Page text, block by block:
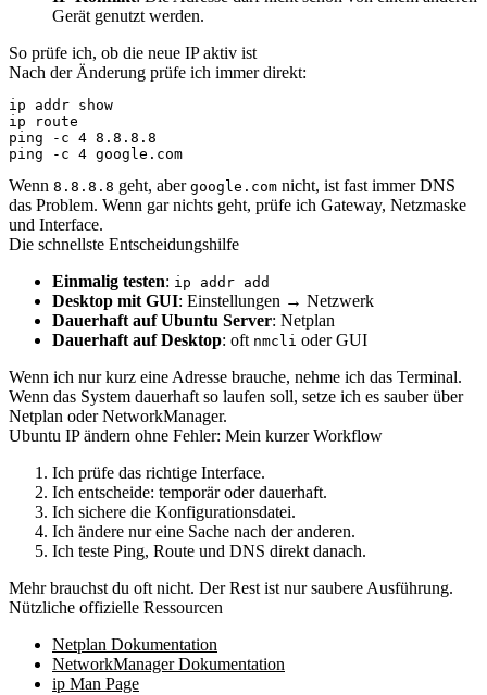
Gerät genutzt werden.
So prüfe ich, ob die neue IP aktiv ist
Nach der Änderung prüfe ich immer direkt:
ip addr show
ip route
ping -c 4 8.8.8.8
ping -c 4 google.com
Wenn 8.8.8.8 geht, aber google.com nicht, ist fast immer DNS
das Problem. Wenn gar nichts geht, prüfe ich Gateway, Netzmaske
und Interface.
Die schnellste Entscheidungshilfe
Einmalig testen: ip addr add
Desktop mit GUI: Einstellungen → Netzwerk
Dauerhaft auf Ubuntu Server: Netplan
Dauerhaft auf Desktop: oft nmcli oder GUI
Wenn ich nur kurz eine Adresse brauche, nehme ich das Terminal.
Wenn das System dauerhaft so laufen soll, setze ich es sauber über
Netplan oder NetworkManager.
Ubuntu IP ändern ohne Fehler: Mein kurzer Workflow
Ich prüfe das richtige Interface.
Ich entscheide: temporär oder dauerhaft.
Ich sichere die Konfigurationsdatei.
Ich ändere nur eine Sache nach der anderen.
Ich teste Ping, Route und DNS direkt danach.
Mehr brauchst du oft nicht. Der Rest ist nur saubere Ausführung.
Nützliche offizielle Ressourcen
Netplan Dokumentation
NetworkManager Dokumentation
ip Man Page